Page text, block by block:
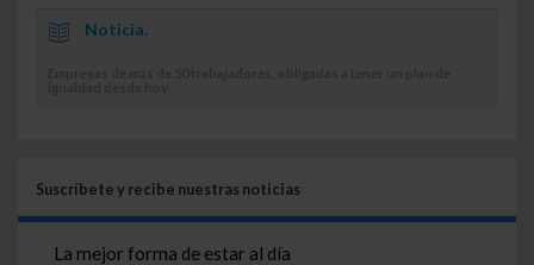
Noticia.
Suscríbete y recibe nuestras noticias
La mejor forma de estar al día